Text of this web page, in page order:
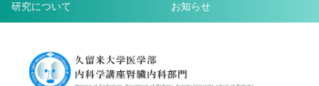
研究について
お知らせ